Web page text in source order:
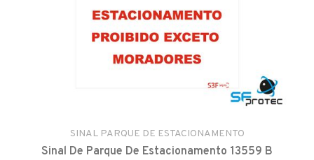
SINAL PARQUE DE ESTACIONAMENTO
Sinal De Parque De Estacionamento 13559 B